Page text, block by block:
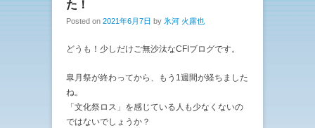
た！
Posted on 2021年6月7日 by 氷河 火露也
どうも！少しだけご無沙汰なCFIブログです。
皐月祭が終わってから、もう1週間が経ちました
ね。
「文化祭ロス」を感じている人も少なくないの
ではないでしょうか？